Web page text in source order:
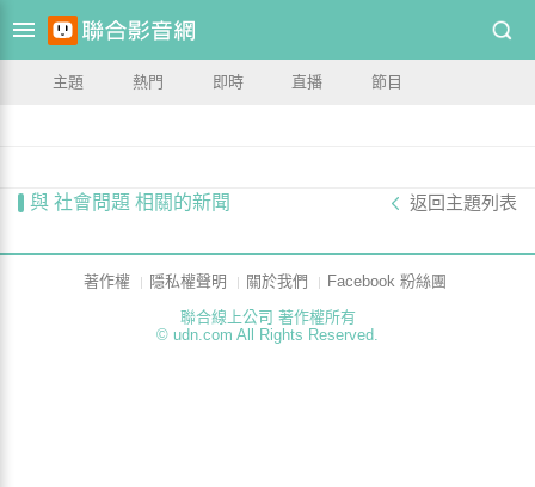
主題 熱門 即時 直播 節目
與 社會問題 相關的新聞 返回主題列表
著作權 隱私權聲明 關於我們
Facebook 粉絲團
聯合線上公司 著作權所有
© udn.com All Rights Reserved.